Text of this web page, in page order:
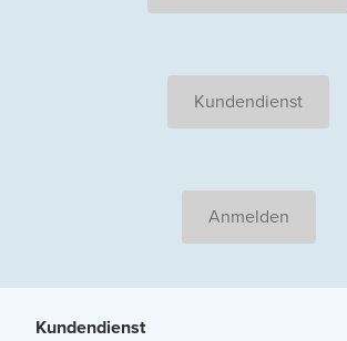
Kundendienst
Anmelden
Kundendienst